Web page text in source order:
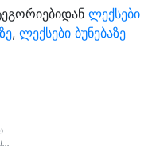
ლექსები
, ლექსები ბუნებაზე